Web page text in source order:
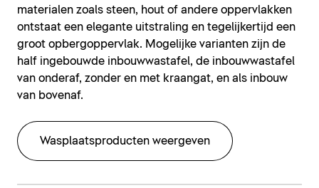
materialen zoals steen, hout of andere oppervlakken
ontstaat een elegante uitstraling en tegelijkertijd een
groot opbergoppervlak. Mogelijke varianten zijn de
half ingebouwde inbouwwastafel, de inbouwwastafel
van onderaf, zonder en met kraangat, en als inbouw
van bovenaf.
Wasplaatsproducten weergeven